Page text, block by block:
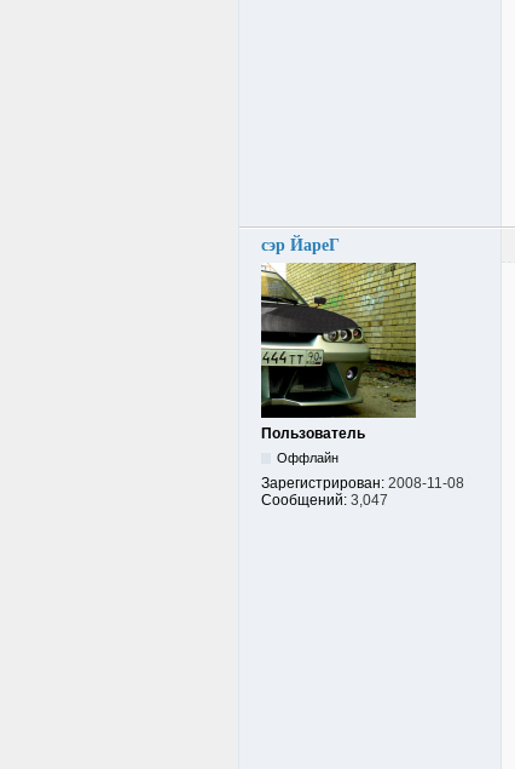
сэр ЙареГ
Пользователь
Оффлайн
Зарегистрирован: 2008-11-08
Сообщений: 3,047